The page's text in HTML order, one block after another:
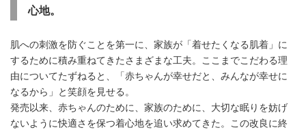
心地。
肌への刺激を防ぐことを第一に、家族が「着せたくなる肌着」に
するために積み重ねてきたさまざまな工夫。ここまでこだわる理
由についてたずねると、「赤ちゃんが幸せだと、みんなが幸せに
なるから」と笑顔を見せる。
発売以来、赤ちゃんのために、家族のために、大切な眠りを妨げ
ないように快適さを保つ着心地を追い求めてきた。この改良に終